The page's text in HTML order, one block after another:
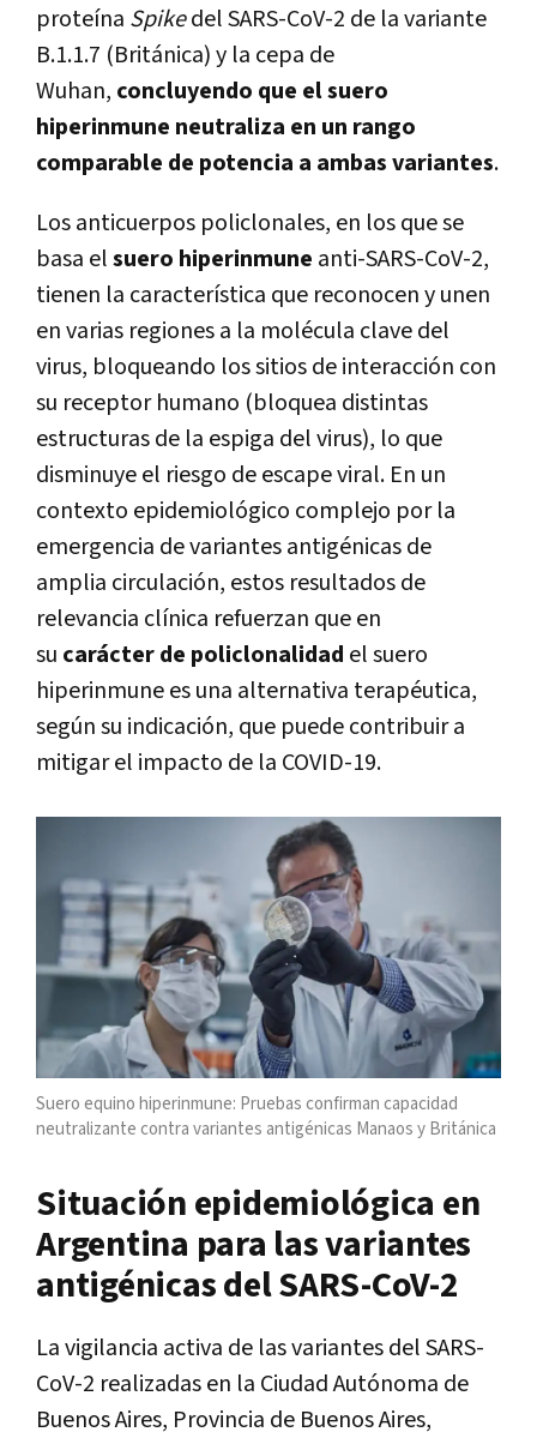
proteína Spikedel SARS-CoV-2 de la variante
B.1.1.7 (Británica) y la cepa de
Wuhan, concluyendo que el suero
hiperinmune neutraliza en un rango
comparable de potencia a ambas variantes.
Los anticuerpos policlonales, en los que se
basa elsuero hiperinmune anti-SARS-CoV-2,
tienen la característica que reconocen y unen
en varias regiones a la molécula clave del
virus, bloqueando los sitios de interacción con
su receptor humano (bloquea distintas
estructuras de la espiga del virus), lo que
disminuye el riesgo de escape viral. En un
contexto epidemiológico complejo por la
emergencia de variantes antigénicas de
amplia circulación, estos resultados de
relevancia clínica refuerzan que en
su carácter de policlonalidad el suero
hiperinmune es una alternativa terapéutica,
según su indicación, que puede contribuir a
mitigar el impacto de la COVID-19.
Suero equino hiperinmune: Pruebas confirman capacidad
neutralizante contra variantes antigénicas Manaos y Británica
Situación epidemiológica en
Argentina para las variantes
antigénicas del SARS-CoV-2
La vigilancia activa de las variantes del SARS-
CoV-2 realizadas en la Ciudad Autónoma de
Buenos Aires, Provincia de Buenos Aires,